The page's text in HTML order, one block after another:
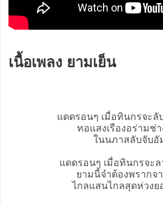
เนื้อเพลง ยามเย็น
แดดรอนๆ เมื่อทินกรจะลั
ทอแสงเรืองอร่ามช่
ในนภาสลับจับอั
แดดรอนๆ เมื่อทินกรจะล
ยามนี้จำต้องพรากจ
ไกลแสนไกลสุดห่วงย